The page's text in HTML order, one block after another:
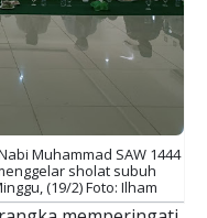
Muhammad SAW 1444
sholat subuh
(19/2) Foto: Ilham